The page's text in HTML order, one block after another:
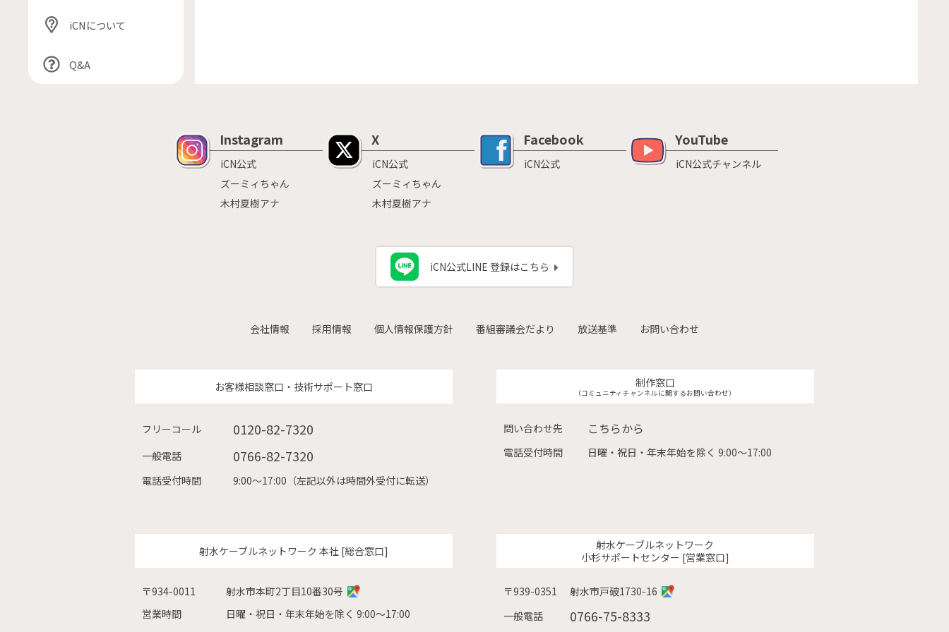
iCNについて
Q&A
Instagram
iCN公式
ズーミィちゃん
木村夏樹アナ
X
iCN公式
ズーミィちゃん
木村夏樹アナ
Facebook
iCN公式
YouTube
iCN公式チャンネル
iCN公式LINE 登録はこちら
会社情報 採用情報 個人情報保護方針 番組審議会だより 放送基準 お問い合わせ
お客様相談窓口・技術サポート窓口
フリーコール 0120-82-7320
一般電話 0766-82-7320
電話受付時間 9:00〜17:00（左記以外は時間外受付に転送）
制作窓口
（コミュニティチャンネルに関するお問い合わせ）
問い合わせ先 こちらから
電話受付時間 日曜・祝日・年末年始を除く 9:00〜17:00
射水ケーブルネットワーク 本社 [総合窓口]
〒934-0011
射水市本町2丁目10番30号
営業時間
日曜・祝日・年末年始を除く 9:00〜17:00
射水ケーブルネットワーク
小杉サポートセンター [営業窓口]
〒939-0351
射水市戸破1730-16
一般電話
0766-75-8333